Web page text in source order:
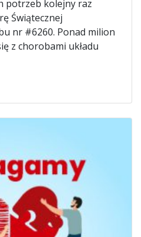
potrzeb kolejny raz
Świątecznej
nr #6260. Ponad milion
z chorobami układu